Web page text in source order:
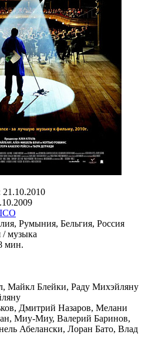
21.10.2010
Румыния, Бельгия, Россия
/музыка
мин.
, Майкл Блейки, Раду Михэйляну
, Дмитрий Назаров, Мелани
, Миу-Миу, Валерий Баринов,
Абелански, Лоран Бато, Влад